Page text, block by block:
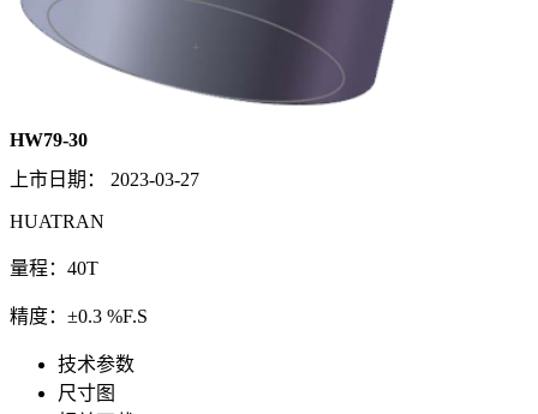
HW79-30
上市日期： 2023-03-27
HUATRAN
量程：40T
精度：±0.3 %F.S
技术参数
尺寸图